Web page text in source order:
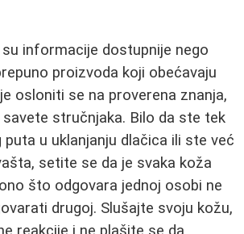
su informacije dostupnije nego
proizvoda koji obećavaju
osloniti se na proverena znanja,
stručnjaka. Bilo da ste tek
u uklanjanju dlačica ili ste već
setite se da je svaka koža
što odgovara jednoj osobi ne
drugoj. Slušajte svoju kožu,